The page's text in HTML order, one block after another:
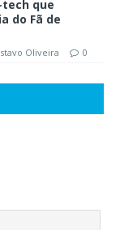
tech que
do Fã de
Oliveira 0